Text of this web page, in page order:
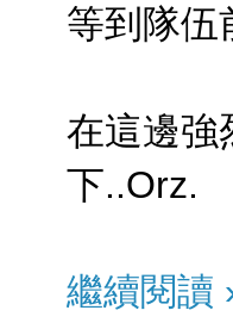
等到隊伍
在這邊強
下..Orz.
繼續閱讀